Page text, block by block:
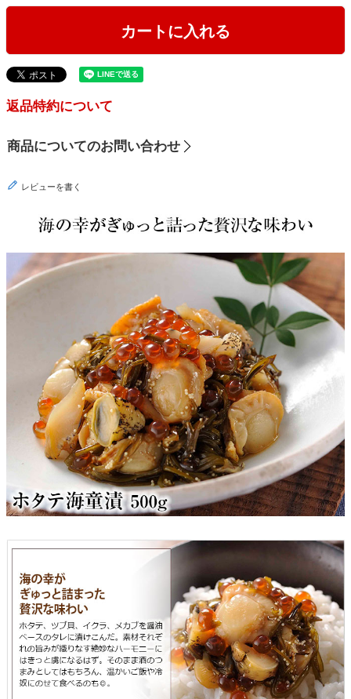
カートに入れる
返品特約について
商品についてのお問い合わせ
レビューを書く